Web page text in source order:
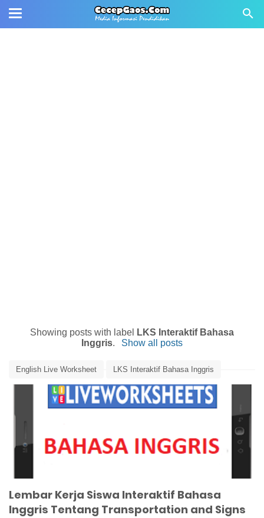
Showing posts with label
LKS Interaktif Bahasa
Inggris. Show all posts
English Live Worksheet LKS Interaktif Bahasa Inggris
Media Pembelajaran Media Pembelajaran Bahasa Inggris
Transportation Transportations
Lembar Kerja Siswa Interaktif Bahasa
Inggris Tentang Transportation and Signs